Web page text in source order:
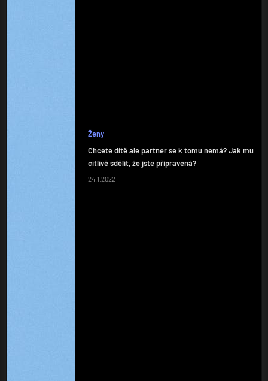
Ženy
Chcete dítě ale partner se k tomu nemá? Jak mu
citlivě sdělit, že jste připravená?
24.1.2022